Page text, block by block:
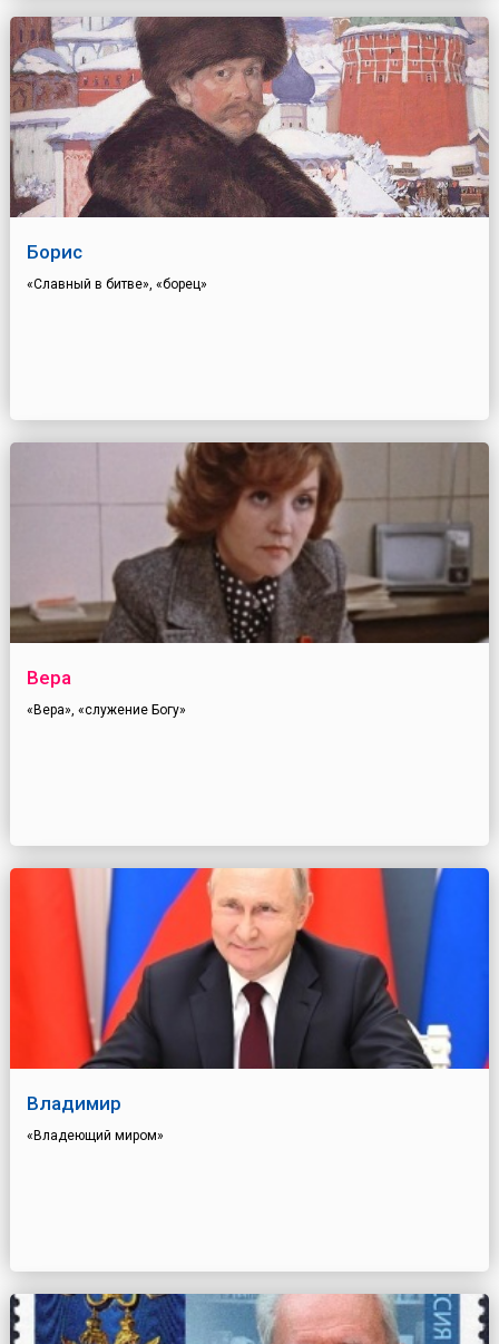
Борис
«Славный в битве», «борец»
Вера
«Вера», «служение Богу»
Владимир
«Владеющий миром»